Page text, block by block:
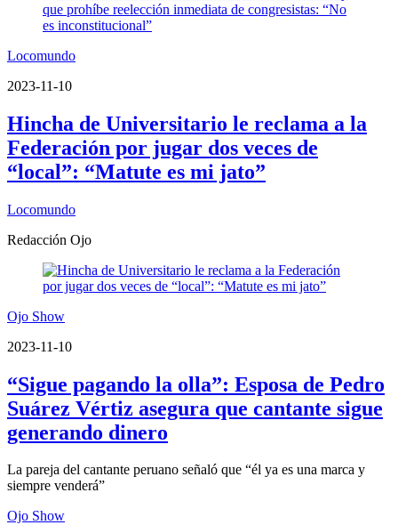
Locomundo
2023-11-10
Hincha de Universitario le reclama a la
Federación por jugar dos veces de
“local”: “Matute es mi jato”
Locomundo
Redacción Ojo
Ojo Show
2023-11-10
“Sigue pagando la olla”: Esposa de Pedro
Suárez Vértiz asegura que cantante sigue
generando dinero
La pareja del cantante peruano señaló que “él ya es una marca y
siempre venderá”
Ojo Show